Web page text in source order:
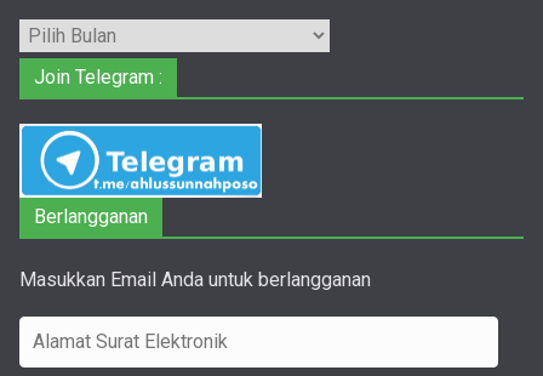
Arsip
Join Telegram :
Berlangganan
Masukkan Email Anda untuk berlangganan
l